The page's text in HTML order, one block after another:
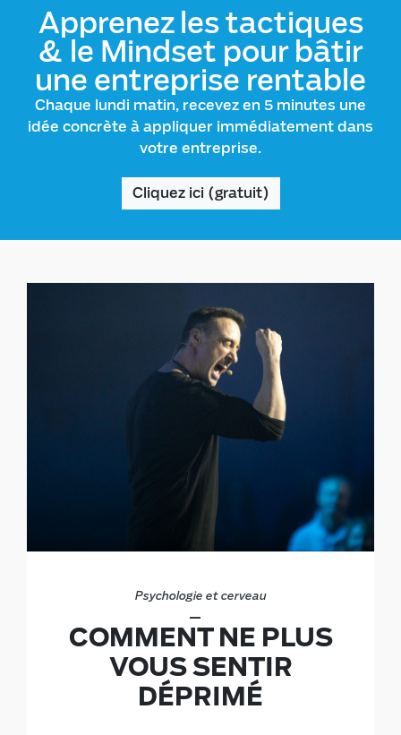
Apprenez les tactiques
& le Mindset pour bâtir
une entreprise rentable
Chaque lundi matin, recevez en 5 minutes une
idée concrète à appliquer immédiatement dans
votre entreprise.
Cliquez ici (gratuit)
Psychologie et cerveau
COMMENT NE PLUS
VOUS SENTIR
DÉPRIMÉ